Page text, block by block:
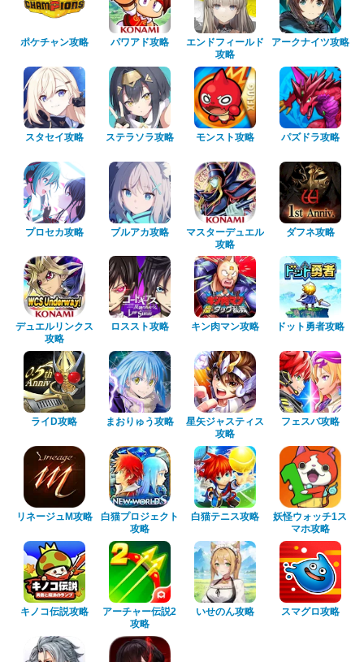
ポケチャン攻略 パワアド攻略
エンドフィールド
攻略
アークナイツ攻略
スタセイ攻略 ステラソラ攻略 モンスト攻略 パズドラ攻略
プロセカ攻略 ブルアカ攻略
マスターデュエル
攻略
ダフネ攻略
デュエルリンクス
攻略
ロススト攻略 キン肉マン攻略 ドット勇者攻略
ライD攻略 まおりゅう攻略
星矢ジャスティス
攻略
フェスバ攻略
リネージュM攻略
白猫プロジェクト
攻略
白猫テニス攻略
妖怪ウォッチ1ス
マホ攻略
キノコ伝説攻略
アーチャー伝説2
攻略
いせのん攻略 スマグロ攻略